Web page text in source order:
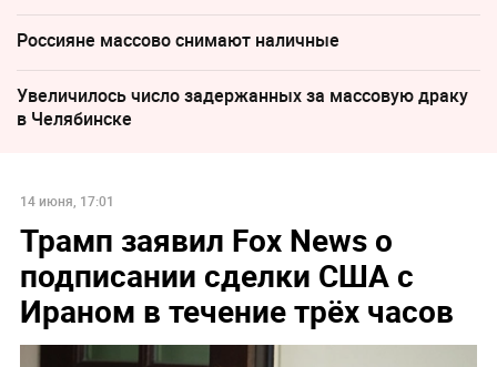
Россияне массово снимают наличные
Увеличилось число задержанных за массовую драку
в Челябинске
14 июня, 17:01
Трамп заявил Fox News о
подписании сделки США с
Ираном в течение трёх часов